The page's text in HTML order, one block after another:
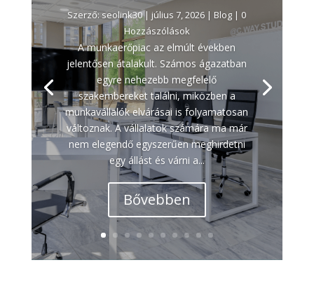
Szerző: seolink30| július 7, 2026 | Blog | 0
Hozzászólások
A munkaerőpiac az elmúlt években
jelentősen átalakult. Számos ágazatban
egyre nehezebb megfelelő
szakembereket találni, miközben a
munkavállalók elvárásai is folyamatosan
változnak. A vállalatok számára ma már
nem elegendő egyszerűen meghirdetni
egy állást és várni a...
Bővebben